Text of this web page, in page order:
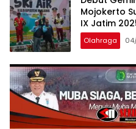
Mojokerto
IX Jatim
Olahraga